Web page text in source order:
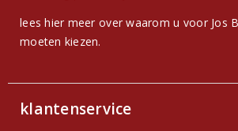
lees hier meer over waarom u voor Jos
moeten kiezen.
klantenservice